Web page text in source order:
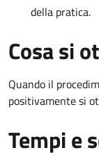
della pratica.
Cosa si
Quando il
positivamente si
Tempi e